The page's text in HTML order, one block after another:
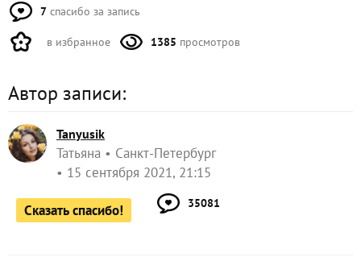
7 спасибо за запись
в избранное 1385 просмотров
Автор записи:
Tanyusik
Татьяна
Санкт-Петербург
15 сентября 2021, 21:15
Сказать спасибо! 35081